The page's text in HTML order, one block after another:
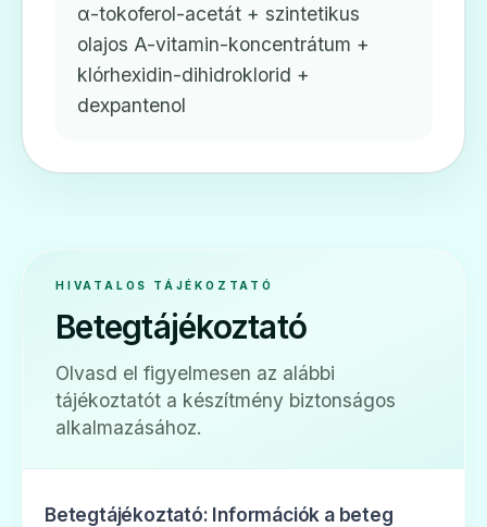
α-tokoferol-acetát + szintetikus
olajos A-vitamin-koncentrátum +
klórhexidin-dihidroklorid +
dexpantenol
HIVATALOS TÁJÉKOZTATÓ
Betegtájékoztató
Olvasd el figyelmesen az alábbi
tájékoztatót a készítmény biztonságos
alkalmazásához.
Betegtájékoztató: Információk a beteg